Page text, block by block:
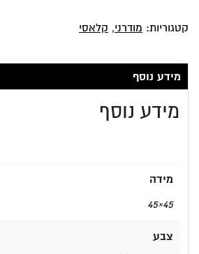
קטגוריות: מודרני, קלאסי
מידע נוסף
מידע נוסף
מידה
45×45
צבע